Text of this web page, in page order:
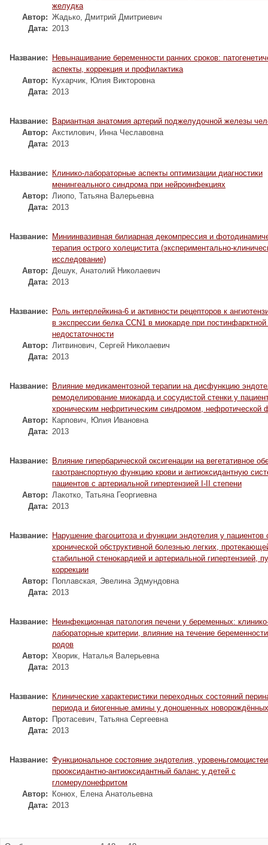
желудка
Автор: Жадько, Дмитрий Дмитриевич
Дата: 2013
Название:
Невынашивание беременности ранних сроков:
аспекты, коррекция и профилактика
Автор:
Кухарчик, Юлия Викторовна
Дата: 2013
Название:
Вариантная анатомия артерий поджелудочной железы
Автор: Акстилович, Инна Чеславовна
Дата: 2013
Название:
Клинико-лабораторные аспекты оптимизации диагностики
менингеального синдрома при нейроинфекциях
Автор: Лиопо, Татьяна Валерьевна
Дата: 2013
Название:
Миниинвазивная билиарная декомпрессия и
терапия острого холецистита (экспериментально-
исследование)
Автор: Дешук, Анатолий Николаевич
Дата: 2013
Название:
Роль интерлейкина-6 и активности рецепторов к
в экспрессии белка CCN1 в миокарде при
недостаточности
Автор: Литвинович, Сергей Николаевич
Дата: 2013
Название:
Влияние медикаментозной терапии на дисфункцию
ремоделирование миокарда и сосудистой стенки у
хроническим нефритическим синдромом, нефротической
Автор:
Карпович, Юлия Ивановна
Дата: 2013
Название:
Влияние гипербарической оксигенации на вегетативное
газотранспортную функцию крови и антиоксидантную
пациентов с артериальной гипертензией І-ІІ степени
Автор: Лакотко, Татьяна Георгиевна
Дата: 2013
Название:
Нарушение фагоцитоза и функции эндотелия у пациентов
хронической обструктивной болезнью легких,
стабильной стенокардией и артериальной гипертензией,
коррекции
Автор:
Поплавская, Эвелина Эдмундовна
Дата: 2013
Название:
Неинфекционная патология печени у беременных:
лабораторные критерии, влияние на течение
родов
Автор: Хворик, Наталья Валерьевна
Дата: 2013
Название:
Клинические характеристики переходных состояний
периода и биогенные амины у доношенных
Автор:
Протасевич, Татьяна Сергеевна
Дата: 2013
Название: Функциональное состояние эндотелия,
прооксидантно-антиоксидантный баланс у детей с
гломерулонефритом
Автор:
Конюх, Елена Анатольевна
Дата: 2013